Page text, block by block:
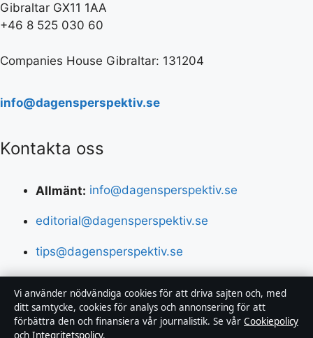
Gibraltar GX11 1AA
+46 8 525 030 60
Companies House Gibraltar: 131204
info@dagensperspektiv.se
Kontakta oss
Allmänt: info@dagensperspektiv.se
editorial@dagensperspektiv.se
tips@dagensperspektiv.se
+46 8 525 030 60
Vi använder nödvändiga cookies för att driva sajten och, med
ditt samtycke, cookies för analys och annonsering för att
förbättra den och finansiera vår journalistik. Se vår Cookiepolicy
och Integritetspolicy.